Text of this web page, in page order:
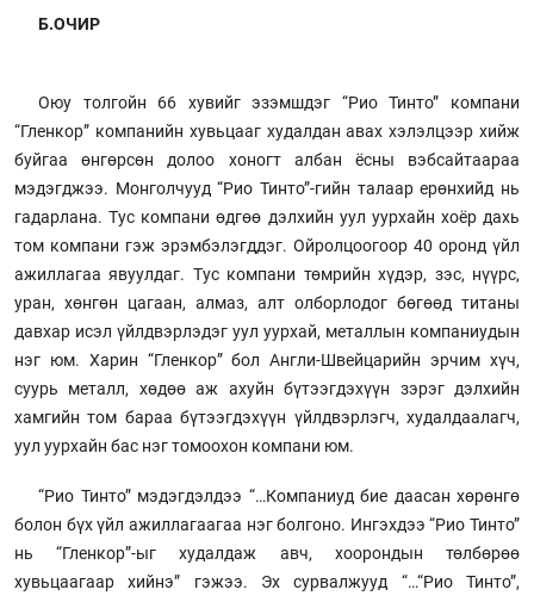
Б.ОЧИР
Оюу толгойн 66 хувийг эзэмшдэг “Рио Тинто” компани
“Гленкор” компанийн хувьцааг худалдан авах хэлэлцээр хийж
буйгаа өнгөрсөн долоо хоногт албан ёсны вэбсайтаараа
мэдэгджээ. Монголчууд “Рио Тинто”-гийн талаар ерөнхийд нь
гадарлана. Тус компани өдгөө дэлхийн уул уурхайн хоёр дахь
том компани гэж эрэмбэлэгддэг. Ойролцоогоор 40 оронд үйл
ажиллагаа явуулдаг. Тус компани төмрийн хүдэр, зэс, нүүрс,
уран, хөнгөн цагаан, алмаз, алт олборлодог бөгөөд титаны
давхар исэл үйлдвэрлэдэг уул уурхай, металлын компаниудын
нэг юм. Харин “Гленкор” бол Англи-Швейцарийн эрчим хүч,
суурь металл, хөдөө аж ахуйн бүтээгдэхүүн зэрэг дэлхийн
хамгийн том бараа бүтээгдэхүүн үйлдвэрлэгч, худалдаалагч,
уул уурхайн бас нэг томоохон компани юм.
“Рио Тинто” мэдэгдэлдээ “…Компаниуд бие даасан хөрөнгө
болон бүх үйл ажиллагаагаа нэг болгоно. Ингэхдээ “Рио Тинто”
нь “Гленкор”-ыг худалдаж авч, хоорондын төлбөрөө
хувьцаагаар хийнэ” гэжээ. Эх сурвалжууд “…“Рио Тинто”,